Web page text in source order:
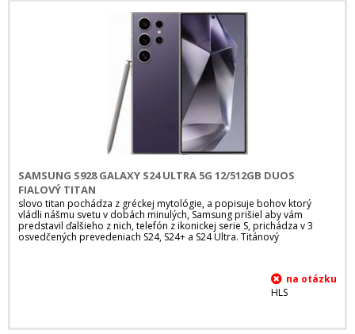
SAMSUNG S928 GALAXY S24 ULTRA 5G 12/512GB DUOS
FIALOVÝ TITAN
slovo titan pochádza z gréckej mytológie, a popisuje bohov ktorý
vládli nášmu svetu v dobách minulých, Samsung prišiel aby vám
predstavil ďalšieho z nich, telefón z ikonickej serie S, prichádza v 3
osvedčených prevedeniach S24, S24+ a S24 Ultra. Titánový
HLS